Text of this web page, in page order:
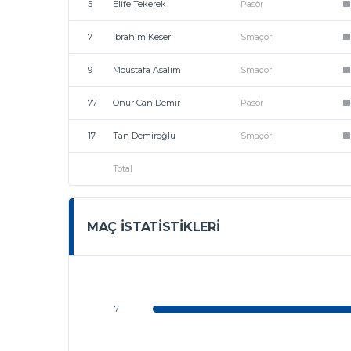
5 Elife Tekerek Pasör
7 İbrahim Keser Smaçör
9 Moustafa Asalim Smaçör
77 Onur Can Demir Pasör
17 Tan Demiroğlu Smaçör
Total
MAÇ İSTATISTIKLERI
7